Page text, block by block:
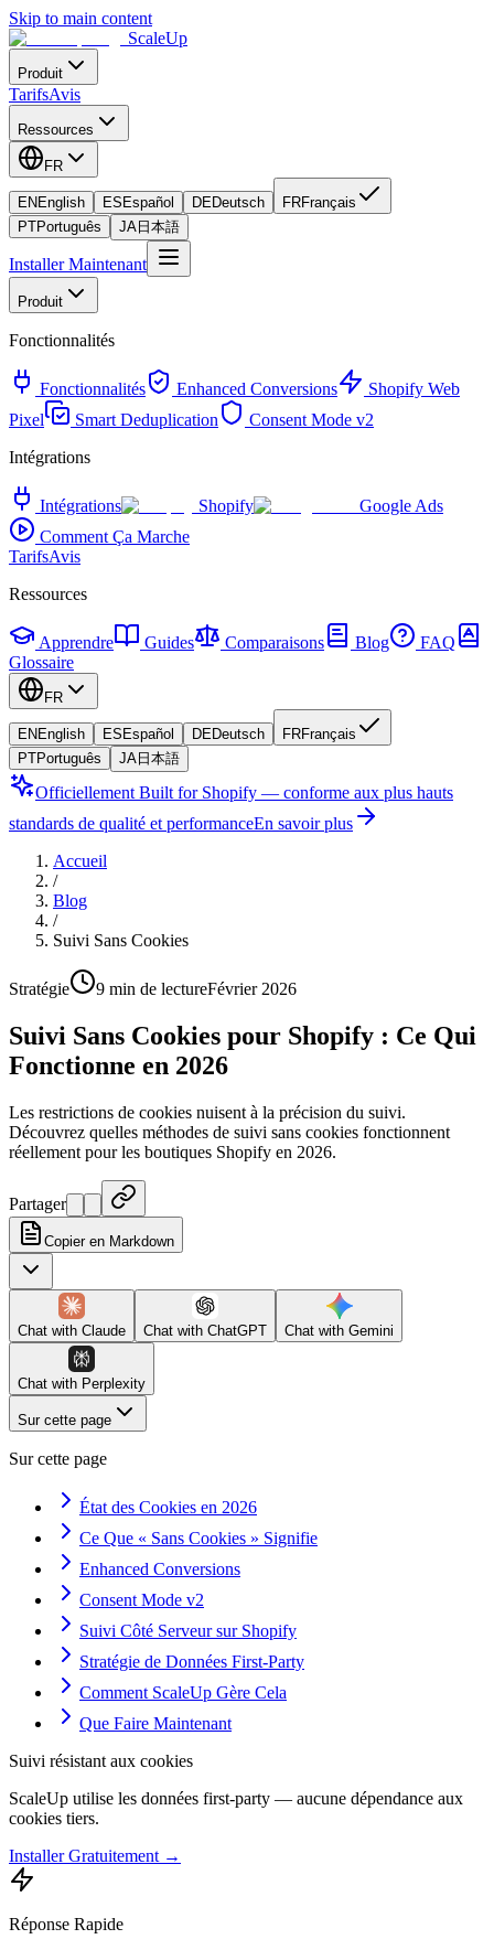
Skip to main content
ScaleUp
Produit
TarifsAvis
Ressources
FR
EN English ES Español DEDeutsch FRFrançais
PTPortuguês JA 日本語
Installer Maintenant
Produit
Fonctionnalités
Fonctionnalités Enhanced Conversions
Shopify Web
Pixel
Smart Deduplication
Consent Mode v2
Intégrations
Intégrations Shopify
Google Ads
Comment Ça Marche
TarifsAvis
Ressources
Apprendre Guides Comparaisons Blog
FAQ
Glossaire
FR
EN English ES Español DEDeutsch FRFrançais
PTPortuguês JA 日本語
Officiellement Built for Shopify — conforme aux plus hauts
standards de qualité et performanceEn savoir plus
Accueil
/
Blog
/
Suivi Sans Cookies
Stratégie 9 min de lectureFévrier 2026
Suivi Sans Cookies pour Shopify : Ce Qui
Fonctionne en 2026
Les restrictions de cookies nuisent à la précision du suivi.
Découvrez quelles méthodes de suivi sans cookies fonctionnent
réellement pour les boutiques Shopify en 2026.
Partager
Copier en Markdown
Chat with Claude Chat with ChatGPT Chat with Gemini
Chat with Perplexity
Sur cette page
Sur cette page
État des Cookies en 2026
Ce Que « Sans Cookies » Signifie
Enhanced Conversions
Consent Mode v2
Suivi Côté Serveur sur Shopify
Stratégie de Données First-Party
Comment ScaleUp Gère Cela
Que Faire Maintenant
Suivi résistant aux cookies
ScaleUp utilise les données first-party — aucune dépendance aux
cookies tiers.
Installer Gratuitement →
Réponse Rapide